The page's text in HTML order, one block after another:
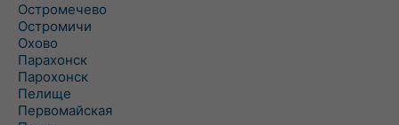
Остромечево
Остромичи
Охово
Парахонск
Парохонск
Пелище
Первомайская